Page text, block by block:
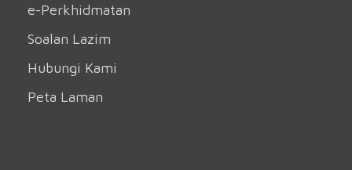
e-Perkhidmatan
Soalan Lazim
Hubungi Kami
Peta Laman